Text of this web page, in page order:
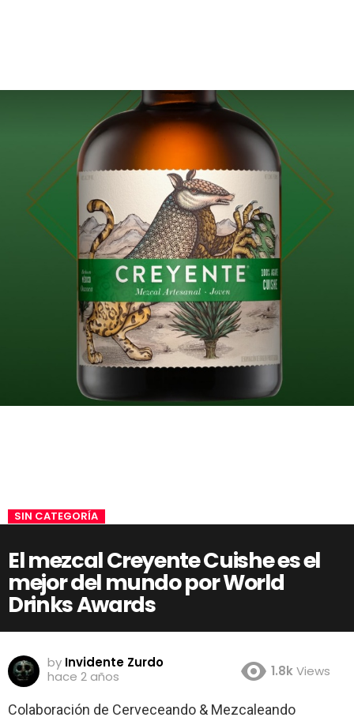
SIN CATEGORÍA
El mezcal Creyente Cuishe es el
mejor del mundo por World
Drinks Awards
by Invidente Zurdo
hace 2 años
1.8kViews
Colaboración de Cerveceando & Mezcaleando